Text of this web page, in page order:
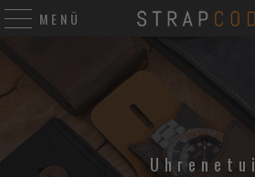
MENÜ
Uhrenetui